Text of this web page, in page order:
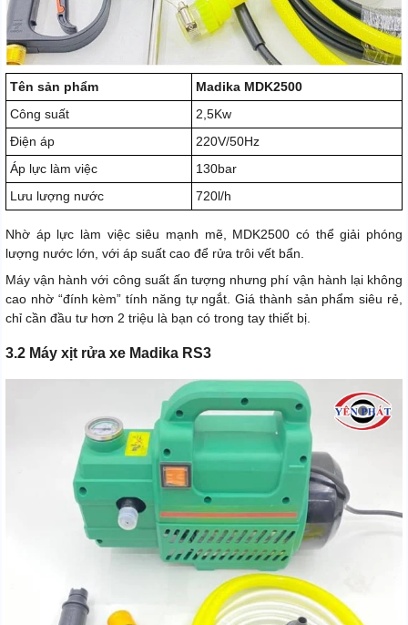
Tên sản phẩm
Madika MDK2500
Công suất
2,5Kw
Điện áp
220V/50Hz
Áp lực làm việc
130bar
Lưu lượng nước
720l/h
Nhờ áp lực làm việc siêu mạnh mẽ, MDK2500 có thể giải phóng
lượng nước lớn, với áp suất cao để rửa trôi vết bẩn.
Máy vận hành với công suất ấn tượng nhưng phí vận hành lại không
cao nhờ “đính kèm” tính năng tự ngắt. Giá thành sản phẩm siêu rẻ,
chỉ cần đầu tư hơn 2 triệu là bạn có trong tay thiết bị.
3.2 Máy xịt rửa xe Madika RS3